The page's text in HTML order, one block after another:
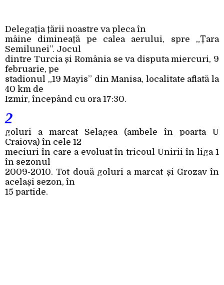
Delegația țării noastre va pleca în
mâine dimineață pe calea aerului, spre „Țara
Semilunei”. Jocul
dintre Turcia și România se va disputa miercuri, 9
februarie, pe
stadionul „19 Mayis” din Manisa, localitate aflată la
40 km de
Izmir, începând cu ora 17:30.
2
goluri a marcat Selagea (ambele în poarta U
Craiova) în cele 12
meciuri în care a evoluat în tricoul Unirii în liga 1
în sezonul
2009-2010. Tot două goluri a marcat și Grozav în
același sezon, în
15 partide.